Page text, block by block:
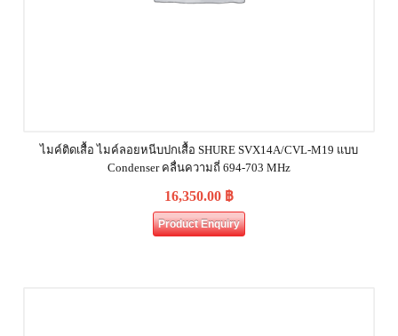
ไมค์ติดเสื้อ ไมค์ลอยหนีบปกเสื้อ SHURE SVX14A/CVL-M19 แบบ
Condenser คลื่นความถี่ 694-703 MHz
16,350.00 ฿
Product Enquiry